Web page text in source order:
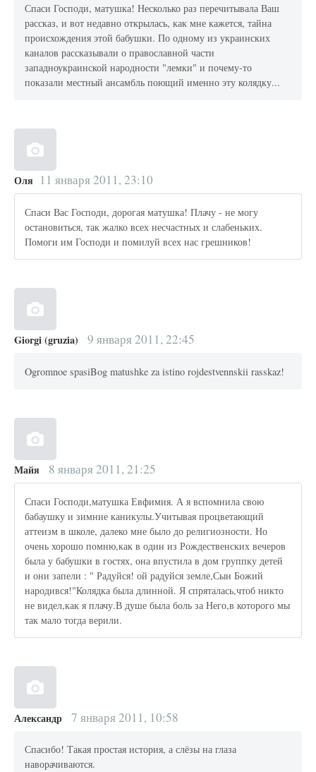
Спаси Господи, матушка! Несколько раз перечитывала Ваш
рассказ, и вот недавно открылась, как мне кажется, тайна
происхождения этой бабушки. По одному из украинских
каналов рассказывали о православной части
западноукраинской народности "лемки" и почему-то
показали местный ансамбль поющий именно эту колядку...
Оля 11 января 2011, 23:10
Спаси Вас Господи, дорогая матушка! Плачу - не могу
остановиться, так жалко всех несчастных и слабеньких.
Помоги им Господи и помилуй всех нас грешников!
Giorgi (gruzia) 9 января 2011, 22:45
Ogromnoe spasiBog matushke za istino rojdestvennskii rasskaz!
Майя 8 января 2011, 21:25
Спаси Господи,матушка Евфимия. А я вспомнила свою
бабаушку и зимние каникулы.Учитывая процветающий
аттеизм в школе, далеко мне было до религиозности. Но
очень хорошо помню,как в один из Рождественских вечеров
была у бабушки в гостях, она впустила в дом группку детей
и они запели : " Радуйся! ой радуйся земле,Сын Божий
народився!"Колядка была длинной. Я спряталась,чтоб никто
не видел,как я плачу.В душе была боль за Него,в которого мы
так мало тогда верили.
Александр 7 января 2011, 10:58
Спасибо! Такая простая история, а слёзы на глаза
наворачиваются.